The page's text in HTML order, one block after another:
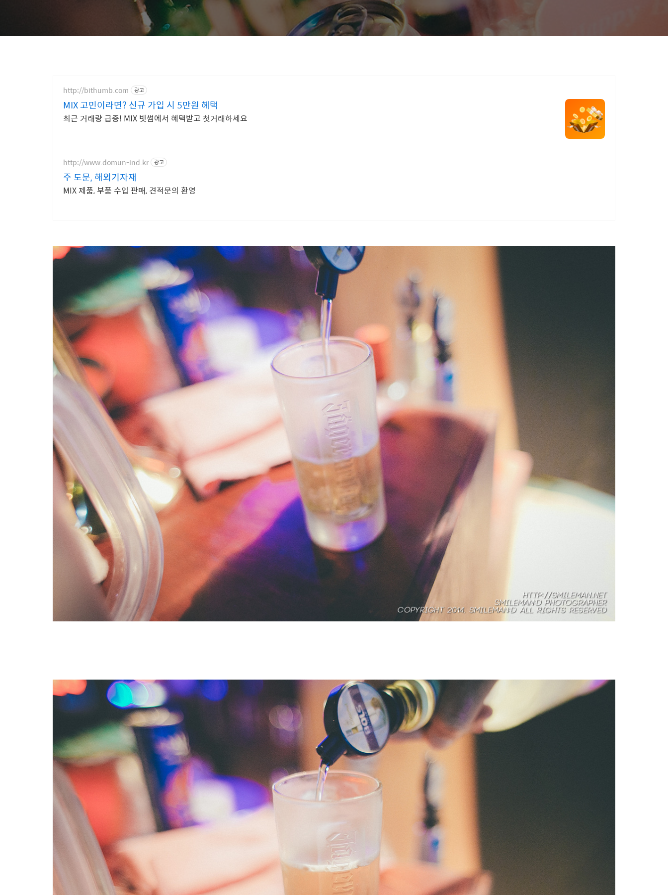
http://bithumb.com 광고
MIX 고민이라면? 신규 가입 시 5만원 혜택
최근 거래량 급증! MIX 빗썸에서 혜택받고 첫거래하세요
http://www.domun-ind.kr 광고
주 도문, 해외기자재
MIX 제품, 부품 수입 판매, 견적문의 환영